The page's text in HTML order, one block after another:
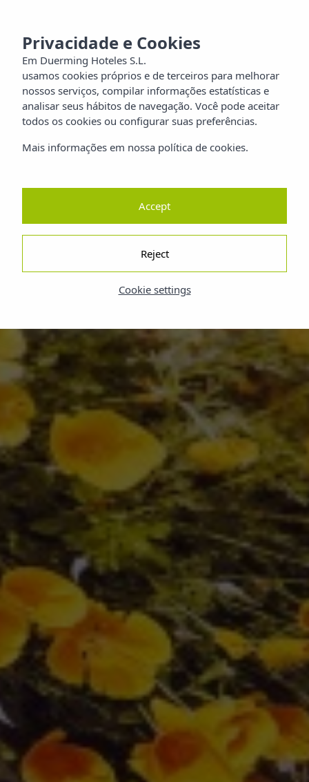
Privacidade e Cookies
Em Duerming Hoteles S.L.
usamos cookies próprios e de terceiros para melhorar
nossos serviços, compilar informações estatísticas e
analisar seus hábitos de navegação. Você pode aceitar
todos os cookies ou configurar suas preferências.
Mais informações em nossa política de cookies.
Cookie settings
Reject
Accept